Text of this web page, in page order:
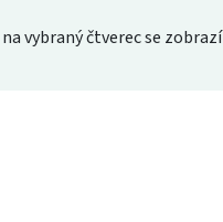
vybraný čtverec se zobrazí